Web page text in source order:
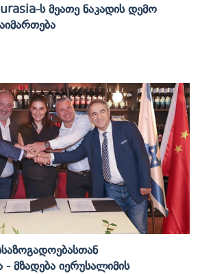
Ს Მეათე Ნაკადის Დემო
Მზადება Იერუსალიმის